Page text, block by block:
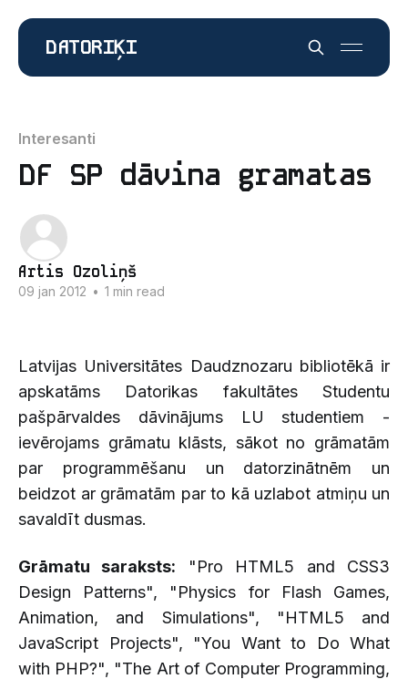
DATORIĶI
Interesanti
DF SP dāvina gramatas
Artis Ozoliņš
09 jan 2012 • 1 min read
Latvijas Universitātes Daudznozaru bibliotēkā ir
apskatāms Datorikas fakultātes Studentu
pašpārvaldes dāvinājums LU studentiem -
ievērojams grāmatu klāsts, sākot no grāmatām
par programmēšanu un datorzinātnēm un
beidzot ar grāmatām par to kā uzlabot atmiņu un
savaldīt dusmas.
Grāmatu saraksts:
"Pro HTML5 and CSS3
Design Patterns", "Physics for Flash Games,
Animation, and Simulations", "HTML5 and
JavaScript Projects", "You Want to Do What
with PHP?", "The Art of Computer Programming,